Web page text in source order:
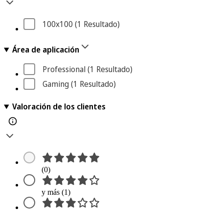
100x100 (1 Resultado)
Área de aplicación
Professional (1 Resultado)
Gaming (1 Resultado)
Valoración de los clientes
(0)
y más (1)